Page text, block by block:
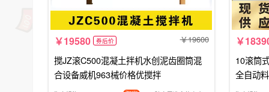
19580 券后价 19600
搅JZ滚C500混凝土拌机水创泥齿圈筒混
合设备威机963械价格优搅拌
10滚筒
全自动